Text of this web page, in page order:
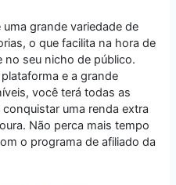
grande variedade de
o que facilita na hora de
no seu nicho de público.
e a grande
você terá todas as
uma renda extra
Não perca mais tempo
o programa de afiliado da